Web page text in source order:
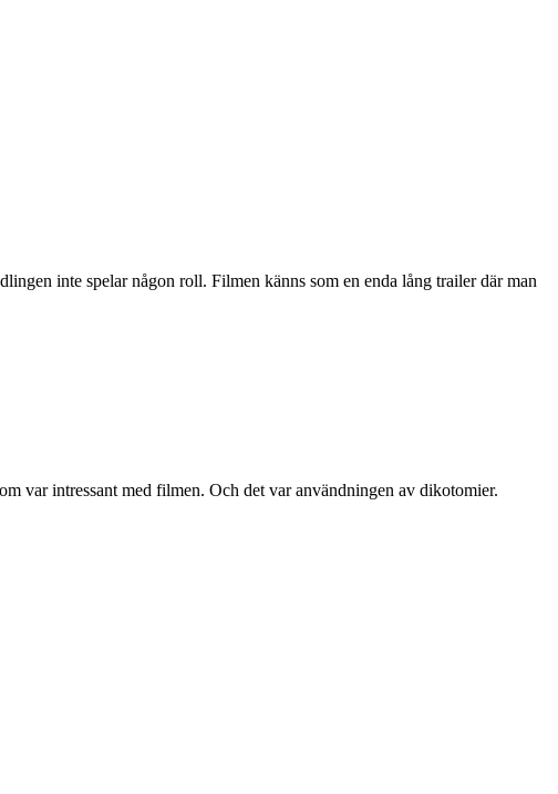
inte spelar någon roll. Filmen känns som en enda lång trailer där man
var intressant med filmen. Och det var användningen av dikotomier.